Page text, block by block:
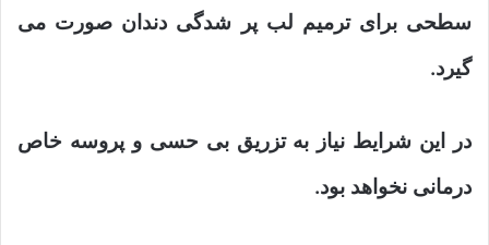
سطحی برای ترمیم لب پر شدگی دندان صورت می
گیرد.
در این شرایط نیاز به تزریق بی حسی و پروسه خاص
درمانی نخواهد بود.